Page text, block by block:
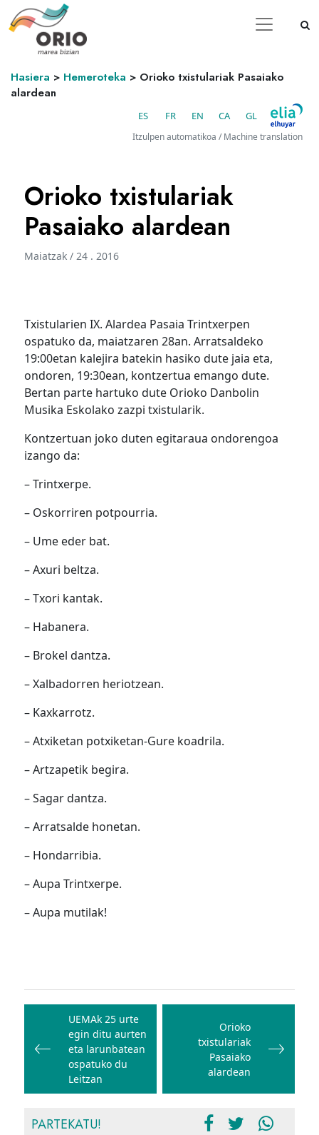
Hasiera > Hemeroteka > Orioko txistulariak Pasaiako
alardean
ES FR EN CA GL
Itzulpen automatikoa / Machine translation
Orioko txistulariak
Pasaiako alardean
Maiatzak / 24 . 2016
Txistularien IX. Alardea Pasaia Trintxerpen
ospatuko da, maiatzaren 28an. Arratsaldeko
19:00etan kalejira batekin hasiko dute jaia eta,
ondoren, 19:30ean, kontzertua emango dute.
Bertan parte hartuko dute Orioko Danbolin
Musika Eskolako zazpi txistularik.
Kontzertuan joko duten egitaraua ondorengoa
izango da:
– Trintxerpe.
– Oskorriren potpourria.
– Ume eder bat.
– Axuri beltza.
– Txori kantak.
– Habanera.
– Brokel dantza.
– Xalbadorren heriotzean.
– Kaxkarrotz.
– Atxiketan potxiketan-Gure koadrila.
– Artzapetik begira.
– Sagar dantza.
– Arratsalde honetan.
– Hondarribia.
– Aupa Trintxerpe.
– Aupa mutilak!
Bidalketetan
zehar
nabigatu
UEMAk 25 urte
egin ditu aurten
eta larunbatean
ospatuko du
Leitzan
Orioko
txistulariak
Pasaiako
alardean
PARTEKATU!